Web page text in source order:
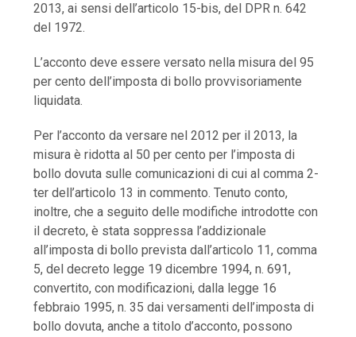
2013, ai sensi dell’articolo 15-bis, del DPR n. 642
del 1972.
L’acconto deve essere versato nella misura del 95
per cento dell’imposta di bollo provvisoriamente
liquidata.
Per l’acconto da versare nel 2012 per il 2013, la
misura è ridotta al 50 per cento per l’imposta di
bollo dovuta sulle comunicazioni di cui al comma 2-
ter dell’articolo 13 in commento. Tenuto conto,
inoltre, che a seguito delle modifiche introdotte con
il decreto, è stata soppressa l’addizionale
all’imposta di bollo prevista dall’articolo 11, comma
5, del decreto legge 19 dicembre 1994, n. 691,
convertito, con modificazioni, dalla legge 16
febbraio 1995, n. 35 dai versamenti dell’imposta di
bollo dovuta, anche a titolo d’acconto, possono